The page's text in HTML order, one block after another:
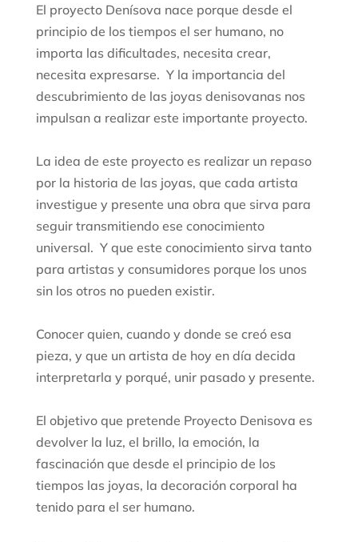
El proyecto Denísova nace porque desde el
principio de los tiempos el ser humano, no
importa las dificultades, necesita crear,
necesita expresarse. Y la importancia del
descubrimiento de las joyas denisovanas nos
impulsan a realizar este importante proyecto.
La idea de este proyecto es realizar un repaso
por la historia de las joyas, que cada artista
investigue y presente una obra que sirva para
seguir transmitiendo ese conocimiento
universal. Y que este conocimiento sirva tanto
para artistas y consumidores porque los unos
sin los otros no pueden existir.
Conocer quien, cuando y donde se creó esa
pieza, y que un artista de hoy en día decida
interpretarla y porqué, unir pasado y presente.
El objetivo que pretende Proyecto Denisova es
devolver la luz, el brillo, la emoción, la
fascinación que desde el principio de los
tiempos las joyas, la decoración corporal ha
tenido para el ser humano.